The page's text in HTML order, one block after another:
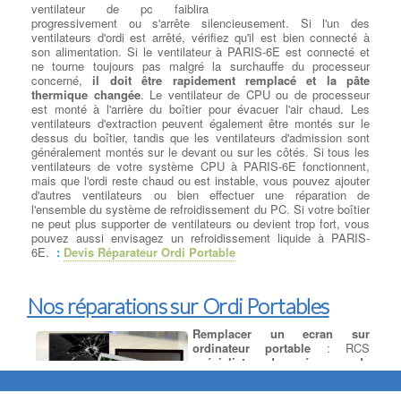
Optique interne ou externe, nous remplaçons votre lecteur HS
par un lecteur/Graveur des plus grandes marques : LG,
Samsung, Asus, Lite-On et Pioneer … à PARIS-6E CD-ROM,
DVD-ROM et les lecteurs Blu-ray sont disponibles dans les types
de lecteurs réinscriptibles. RW ont toutes les fonctionnalités de
leurs homologues en lecture seule, mais peut aussi écrire des
données sur le disque. Écrire des vitesses sont généralement
plus lent que vitesses de lecture pour maintenir la stabilité .
Ajouter ou Remplacer les
barettes mémoires : Ajout
Barrettes Mémoires: Toujours
plus gourmand en ressources, les
logiciels et jeux récents sont de
véritables consommateurs de
mémoire. Pour donner un bon
coup de souffle à votre PC , votre
Mac ou votre PC portable, augmentez la taille de la mémoire
mémoires parmi les plus grandes marques Corsair, Crucial,
G.Skill et Kingston. à PARIS-6E Faites votre choix de cartes
mémoires pour ajouter à votre machine (Windows 7, Windows 8,
Windows 10 ou Mac OS) des barrettes RAM DDR DDR2, DDR3
ou DDR4.
Récuperation de donnees
ventilateur de pc faiblira
progressivement ou s'arrête silencieusement. Si l'un des
ventilateurs d'ordi est arrêté, vérifiez qu'il est bien connecté à
son alimentation. Si le ventilateur à PARIS-6E est connecté et
ne tourne toujours pas malgré la surchauffe du processeur
concerné, il doit être rapidement remplacé et la pâte
thermique changée. Le ventilateur de CPU ou de processeur
est monté à l'arrière du boîtier pour évacuer l'air chaud. Les
ventilateurs d'extraction peuvent également être montés sur le
dessus du boîtier, tandis que les ventilateurs d'admission sont
généralement montés sur le devant ou sur les côtés. Si tous les
ventilateurs de votre système CPU à PARIS-6E fonctionnent,
mais que l'ordi reste chaud ou est instable, vous pouvez ajouter
d'autres ventilateurs ou bien effectuer une réparation de
l'ensemble du système de refroidissement du PC. Si votre boîtier
ne peut plus supporter de ventilateurs ou devient trop fort, vous
pouvez aussi envisagez un refroidissement liquide à PARIS-
6E. : Devis Réparateur Ordi Portable
Nos réparations sur Ordi Portables
Remplacer un ecran sur
ordinateur portable : RCS
spécialiste des écrans de
remplacementLCD et LED pour :
ordinateur portable, tablettes et